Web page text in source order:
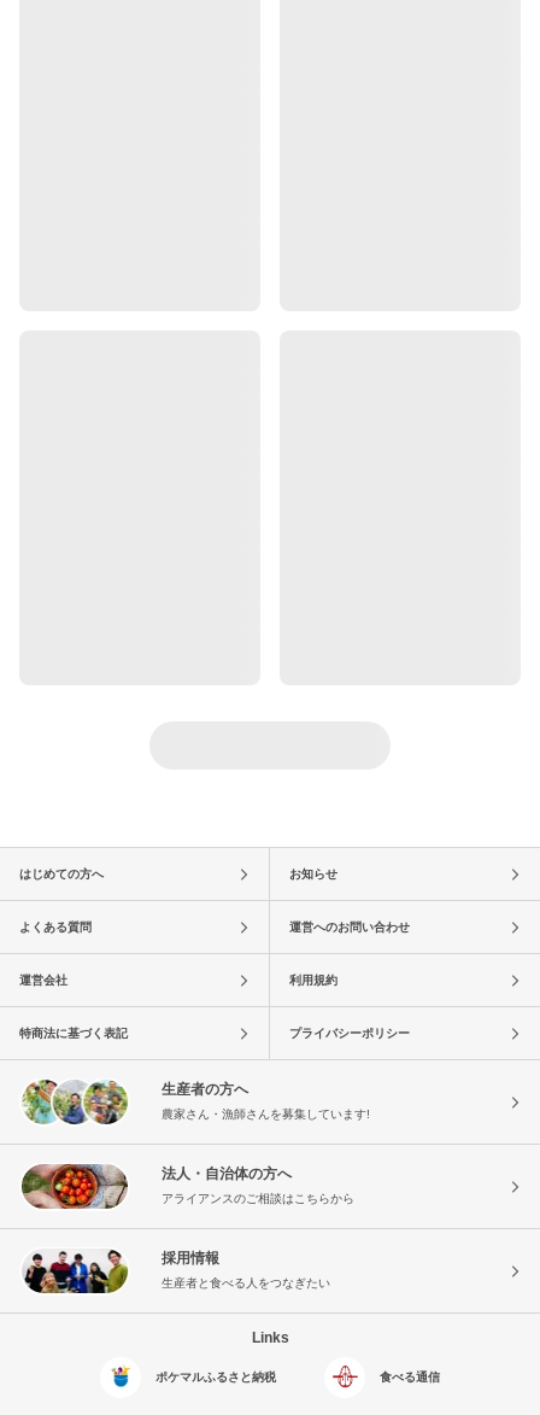
はじめての方へ お知らせ
よくある質問 運営へのお問い合わせ
運営会社 利用規約
特商法に基づく表記 プライバシーポリシー
生産者の方へ
農家さん・漁師さんを募集しています!
法人・自治体の方へ
アライアンスのご相談はこちらから
採用情報
生産者と食べる人をつなぎたい
Links
ポケマルふるさと納税 食べる通信